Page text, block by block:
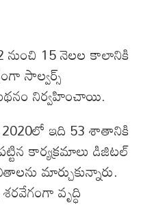
నుంచి 15 నెలల కాలానికి
సాల్వర్స్
నిర్వహించాయి.
ఇది 53 శాతానికి
కార్యక్రమాలు డిజిటల్
మార్చుకున్నారు.
వృద్ధి